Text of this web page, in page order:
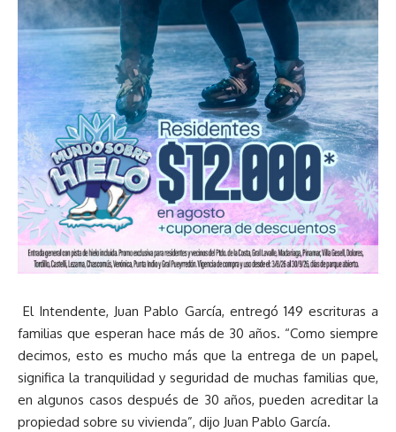
El Intendente, Juan Pablo García, entregó 149 escrituras a
familias que esperan hace más de 30 años. “Como siempre
decimos, esto es mucho más que la entrega de un papel,
significa la tranquilidad y seguridad de muchas familias que,
en algunos casos después de 30 años, pueden acreditar la
propiedad sobre su vivienda”, dijo Juan Pablo García.